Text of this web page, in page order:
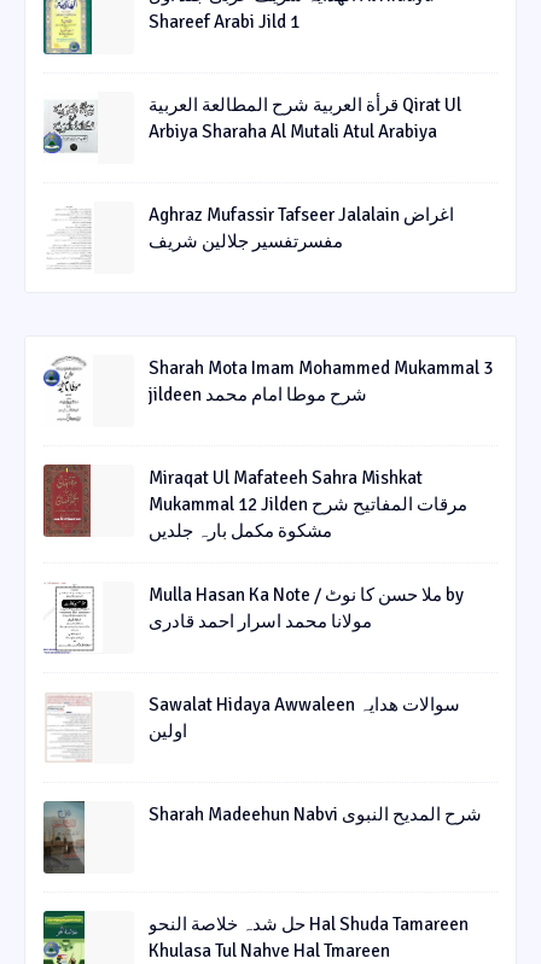
Shareef Arabi Jild 1
قرأة العربیة شرح المطالعة العربیة Qirat Ul
Arbiya Sharaha Al Mutali Atul Arabiya
Aghraz Mufassir Tafseer Jalalain اغراض
مفسرتفسیر جلالین شریف
Sharah Mota Imam Mohammed Mukammal 3
jildeen شرح موطا امام محمد
Miraqat Ul Mafateeh Sahra Mishkat
Mukammal 12 Jilden مرقات المفاتیح شرح
مشکوة مکمل بارہ جلدیں
Mulla Hasan Ka Note / ملا حسن کا نوٹ by
مولانا محمد اسرار احمد قادری
Sawalat Hidaya Awwaleen سوالات ھدایہ
اولین
Sharah Madeehun Nabvi شرح المدیح النبوی
حل شدہ خلاصة النحو Hal Shuda Tamareen
Khulasa Tul Nahve Hal Tmareen